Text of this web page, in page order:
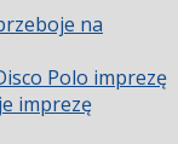
na
Polo imprezę
imprezę